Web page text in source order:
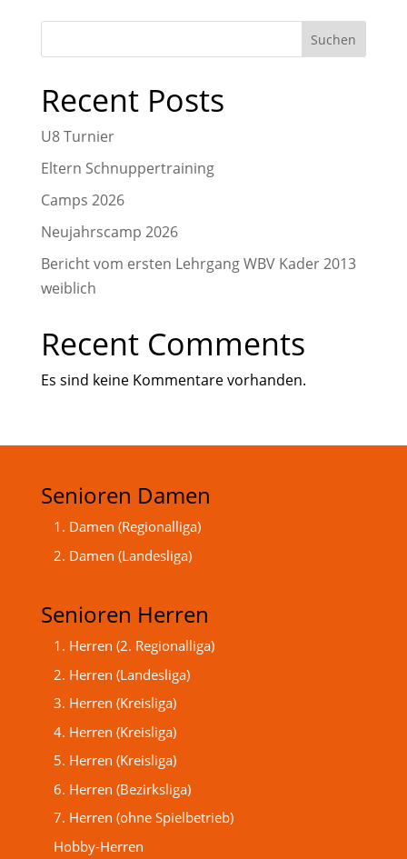
Suchen
Recent Posts
U8 Turnier
Eltern Schnuppertraining
Camps 2026
Neujahrscamp 2026
Bericht vom ersten Lehrgang WBV Kader 2013
weiblich
Recent Comments
Es sind keine Kommentare vorhanden.
Senioren Damen
1. Damen (Regionalliga)
2. Damen (Landesliga)
Senioren Herren
1. Herren (2. Regionalliga)
2. Herren (Landesliga)
3. Herren (Kreisliga)
4. Herren (Kreisliga)
5. Herren (Kreisliga)
6. Herren (Bezirksliga)
7. Herren (ohne Spielbetrieb)
Hobby-Herren